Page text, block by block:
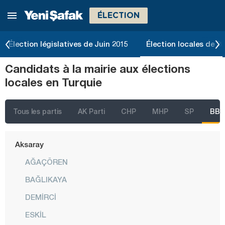
ÉLECTION
Élection législatives de Juin 2015 Élection locales de
Candidats à la mairie aux élections
locales en Turquie
Tous les partis AK Parti CHP MHP SP BBP
İstanbul
Adana
Adıyaman
Ağrı
Aksaray
AĞAÇÖREN
BAĞLIKAYA
DEMİRCİ
ESKİL